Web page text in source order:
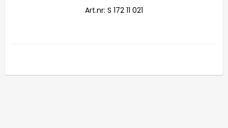
Art.nr: S 172 11 021